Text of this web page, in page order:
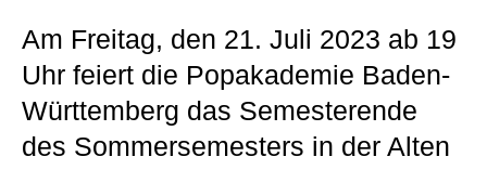
Am Freitag, den 21. Juli 2023 ab 19
Uhr feiert die Popakademie Baden-
Württemberg das Semesterende
des Sommersemesters in der Alten